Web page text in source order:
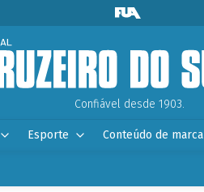
Confiável desde 1903.
Esporte Conteúdo de marca